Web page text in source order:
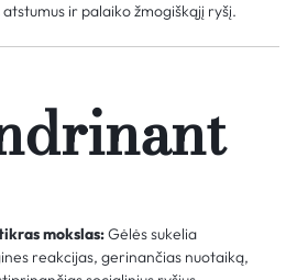
ir palaiko žmogiškąjį ryšį.
mokslas:Gėlės sukelia
reakcijas, gerinančias nuotaiką,